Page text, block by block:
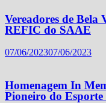
Vereadores de
REFIC do SAAE
07/06/202307/06/2023
Homenagem In
Pioneiro do Esporte